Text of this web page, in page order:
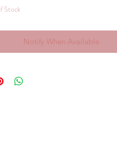
Stock
Notify When Available